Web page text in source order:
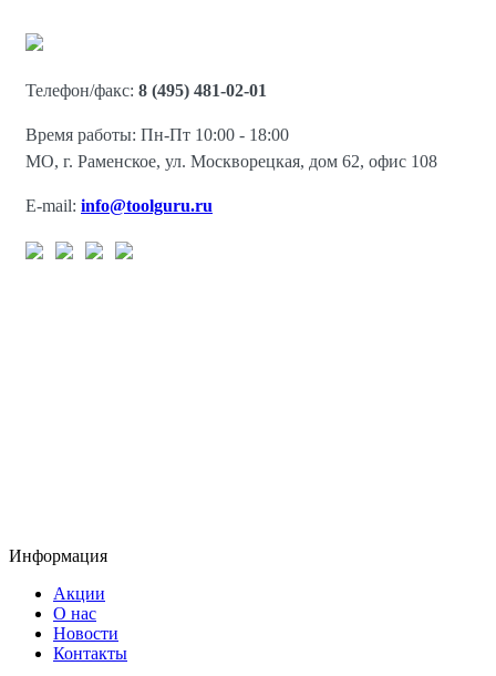
Телефон/факс: 8 (495) 481-02-01
Время работы: Пн-Пт 10:00 - 18:00
МО, г. Раменское, ул. Москворецкая, дом 62, офис 108
E-mail: info@toolguru.ru
Информация
Акции
О нас
Новости
Контакты